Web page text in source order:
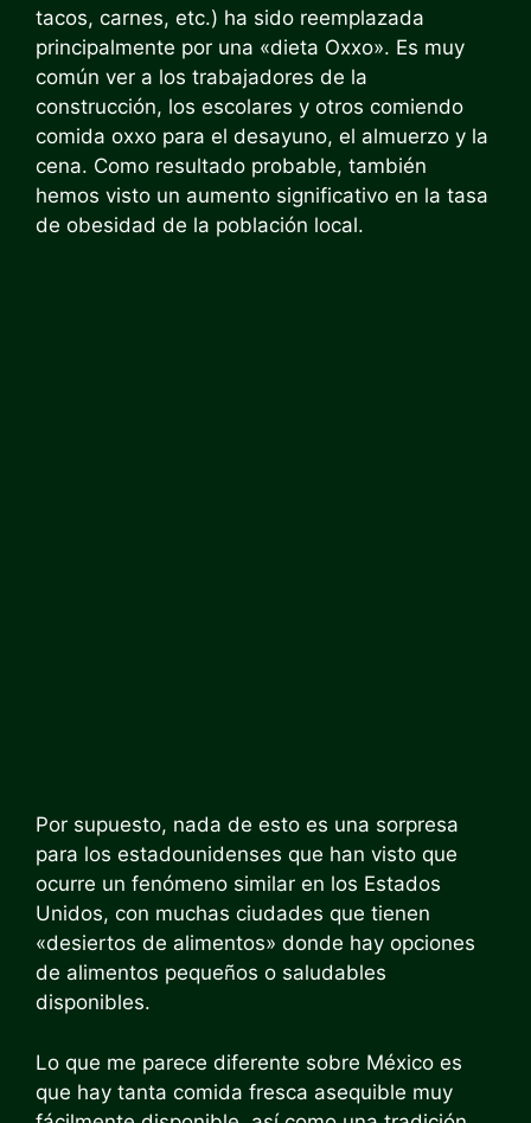
tacos, carnes, etc.) ha sido reemplazada
principalmente por una «dieta Oxxo». Es muy
común ver a los trabajadores de la
construcción, los escolares y otros comiendo
comida oxxo para el desayuno, el almuerzo y la
cena. Como resultado probable, también
hemos visto un aumento significativo en la tasa
de obesidad de la población local.
Por supuesto, nada de esto es una sorpresa
para los estadounidenses que han visto que
ocurre un fenómeno similar en los Estados
Unidos, con muchas ciudades que tienen
«desiertos de alimentos» donde hay opciones
de alimentos pequeños o saludables
disponibles.
Lo que me parece diferente sobre México es
que hay tanta comida fresca asequible muy